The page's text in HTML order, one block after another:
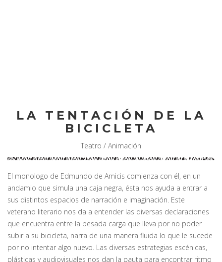
LA TENTACIÓN DE LA
BICICLETA
Teatro / Animación
El monologo de Edmundo de Amicis comienza con él, en un
andamio que simula una caja negra, ésta nos ayuda a entrar a
sus distintos espacios de narración e imaginación. Este
veterano literario nos da a entender las diversas declaraciones
que encuentra entre la pesada carga que lleva por no poder
subir a su bicicleta, narra de una manera fluida lo que le sucede
por no intentar algo nuevo. Las diversas estrategias escénicas,
plásticas y audiovisuales nos dan la pauta para encontrar ritmo